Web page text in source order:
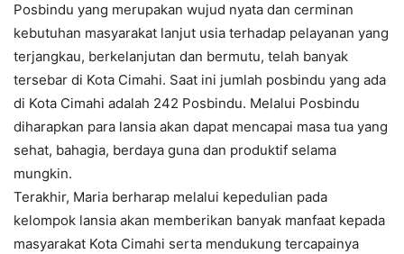
Posbindu yang merupakan wujud nyata dan cerminan
kebutuhan masyarakat lanjut usia terhadap pelayanan yang
terjangkau, berkelanjutan dan bermutu, telah banyak
tersebar di Kota Cimahi. Saat ini jumlah posbindu yang ada
di Kota Cimahi adalah 242 Posbindu. Melalui Posbindu
diharapkan para lansia akan dapat mencapai masa tua yang
sehat, bahagia, berdaya guna dan produktif selama
mungkin.
Terakhir, Maria berharap melalui kepedulian pada
kelompok lansia akan memberikan banyak manfaat kepada
masyarakat Kota Cimahi serta mendukung tercapainya